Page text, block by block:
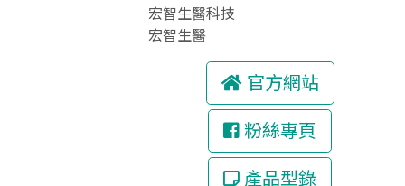
宏智生醫科技
宏智生醫
官方網站
粉絲專頁
產品型錄